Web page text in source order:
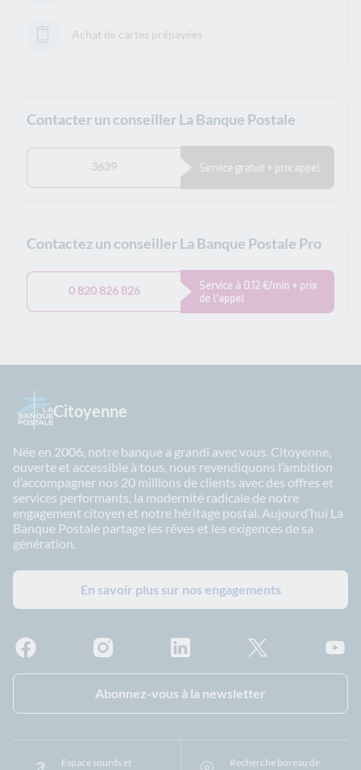
Achat de cartes prépayées
Contacter un conseiller La Banque Postale
3639 Service gratuit + prix appel
Contactez un conseiller La Banque Postale Pro
0 820 826 826
Service à 0.12 €/min + prix
de l’appel
Citoyenne
Née en 2006, notre banque a grandi avec vous. Citoyenne,
ouverte et accessible à tous, nous revendiquons l’ambition
d’accompagner nos 20 millions de clients avec des offres et
services performants, la modernité radicale de notre
engagement citoyen et notre héritage postal. Aujourd’hui La
Banque Postale partage les rêves et les exigences de sa
génération.
En savoir plus sur nos engagements
Abonnez-vous à la newsletter
Espace sourds et
Recherche bureau de